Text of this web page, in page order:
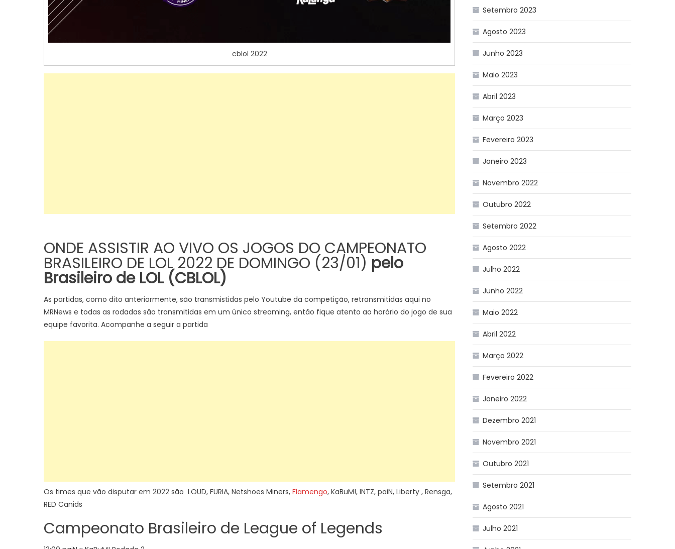
cblol 2022
ONDE ASSISTIR AO VIVO OS JOGOS DO CAMPEONATO
BRASILEIRO DE LOL 2022 DE DOMINGO (23/01) pelo
Brasileiro de LOL (CBLOL)
As partidas, como dito anteriormente, são transmistidas pelo Youtube da competição, retransmitidas aqui no
MRNews e todas as rodadas são transmitidas em um único streaming, então fique atento ao horário do jogo de sua
equipe favorita. Acompanhe a seguir a partida
Os times que vão disputar em 2022 são LOUD, FURIA, Netshoes Miners, Flamengo, KaBuM!, INTZ, paiN, Liberty , Rensga,
RED Canids
Campeonato Brasileiro de League of Legends
Setembro 2023
Agosto 2023
Junho 2023
Maio 2023
Abril 2023
Março 2023
Fevereiro 2023
Janeiro 2023
Novembro 2022
Outubro 2022
Setembro 2022
Agosto 2022
Julho 2022
Junho 2022
Maio 2022
Abril 2022
Março 2022
Fevereiro 2022
Janeiro 2022
Dezembro 2021
Novembro 2021
Outubro 2021
Setembro 2021
Agosto 2021
Julho 2021